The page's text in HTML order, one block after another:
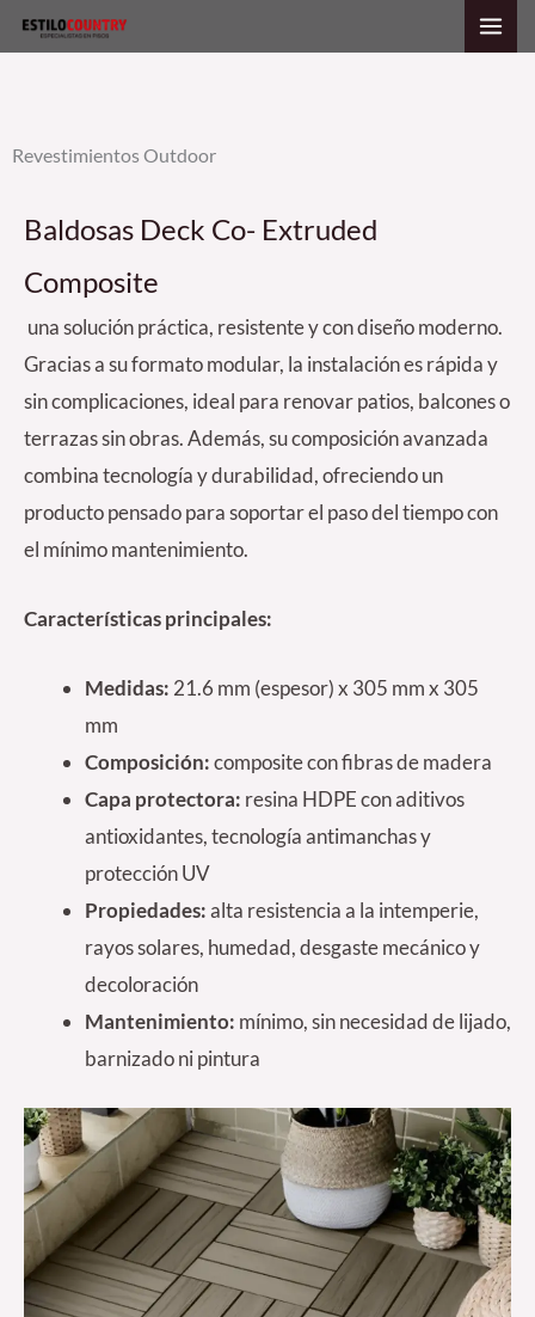
al
Revestimientos Outdoor
Baldosas Deck Co- Extruded
Composite
una solución práctica, resistente y con diseño moderno.
Gracias a su formato modular, la instalación es rápida y
sin complicaciones, ideal para renovar patios, balcones o
terrazas sin obras. Además, su composición avanzada
combina tecnología y durabilidad, ofreciendo un
producto pensado para soportar el paso del tiempo con
el mínimo mantenimiento.
Características principales:
Medidas: 21.6 mm (espesor) x 305 mm x 305
mm
Composición:composite con fibras de madera
Capa protectora: resina HDPE con aditivos
antioxidantes, tecnología antimanchas y
protección UV
Propiedades:alta resistencia a la intemperie,
rayos solares, humedad, desgaste mecánico y
decoloración
Mantenimiento: mínimo, sin necesidad de lijado,
barnizado ni pintura